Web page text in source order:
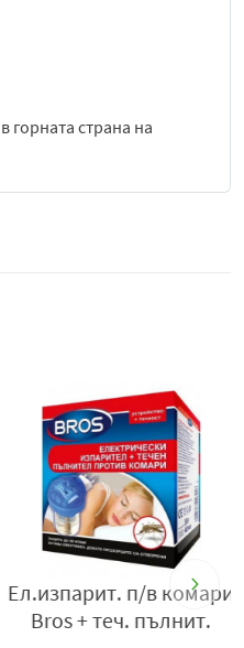
горната страна на
за деца, болни и
проветри добре.
отпадъци.
п/в комари
Bros + теч. пълнит.